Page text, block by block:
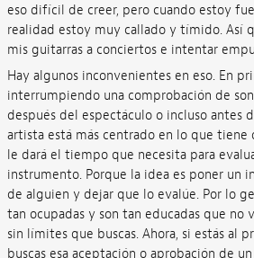
eso difícil de creer, pero cuando estoy
realidad estoy muy callado y tímido. Así
mis guitarras a conciertos e intentar
Hay algunos inconvenientes en eso. En
interrumpiendo una comprobación de
después del espectáculo o incluso antes
artista está más centrado en lo que tiene
le dará el tiempo que necesita para
instrumento. Porque la idea es poner un
de alguien y dejar que lo evalúe. Por lo
tan ocupadas y son tan educadas que no
sin límites que buscas. Ahora, si estás al
buscas esa aceptación o aprobación de